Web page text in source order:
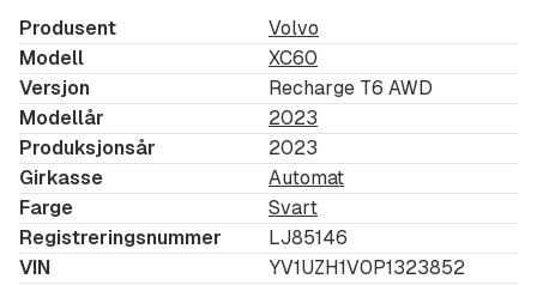
Minne til elekt pass.sete
Tailored Dashboard (Skinntrukket Dashboard)
Høyest nivå interiørbelys
El. fører sete m/minne
El.passasjer sete
Svingb.aktive LEDhovedlys
Laminerte sideruter
Produsent
Volvo
Modell
XC60
Versjon
Recharge T6 AWD
Modellår
2023
Produksjonsår
2023
Girkasse
Automat
Farge
Svart
Registreringsnummer
LJ85146
VIN
YV1UZH1V0P1323852